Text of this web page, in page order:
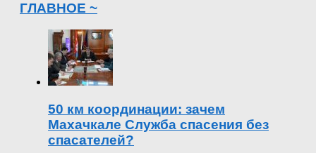
ГЛАВНОЕ ~
50 км координации: зачем
Махачкале Служба спасения без
спасателей?